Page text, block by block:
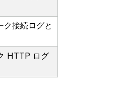
接続ログと
HTTP ログ